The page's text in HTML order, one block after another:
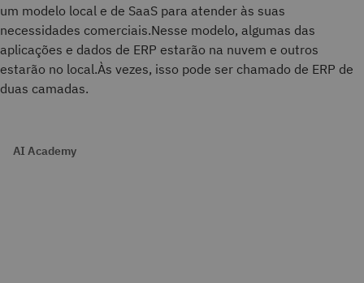
um modelo local e de SaaS para atender às suas
necessidades comerciais.Nesse modelo, algumas das
aplicações e dados de ERP estarão na nuvem e outros
estarão no local.Às vezes, isso pode ser chamado de ERP de
duas camadas.
AI Academy